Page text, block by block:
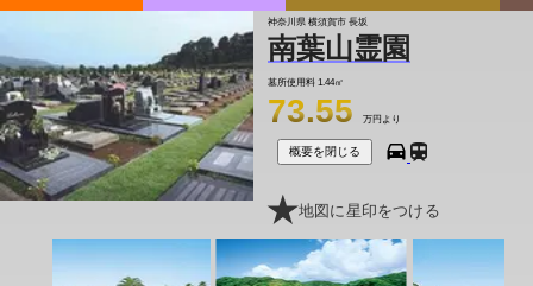
神奈川県 横須賀市 長坂
南葉山霊園
墓所使用料 1.44㎡
73.55 万円より
概要を閉じる
地図に星印をつける